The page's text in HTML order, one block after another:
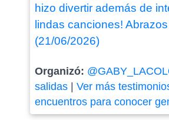
hizo divertir además de
lindas canciones!
(21/06/2026)
Organizó:
salidas| Ver más
encuentros para conocer